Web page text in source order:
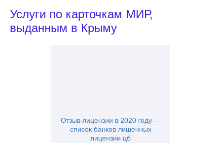
Услуги по карточкам МИР,
выданным в Крыму
Отзыв лицензии в 2020 году —
список банков лишенных
лицензии цб